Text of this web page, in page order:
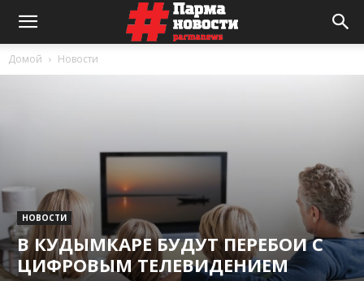
Домой Новости
НОВОСТИ
В КУДЫМКАРЕ БУДУТ ПЕРЕБОИ С
ЦИФРОВЫМ ТЕЛЕВИДЕНИЕМ